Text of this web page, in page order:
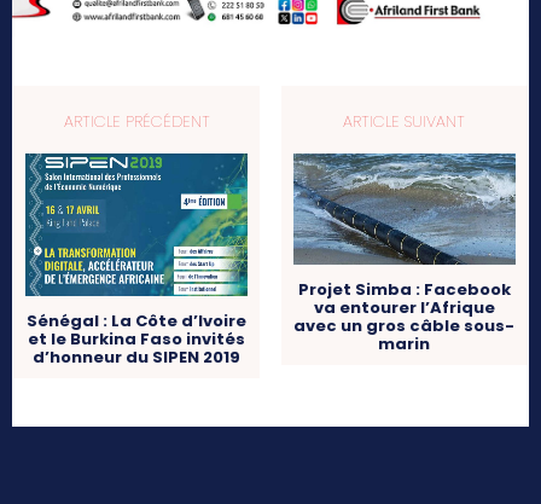
ARTICLE PRÉCÉDENT
Sénégal : La Côte d’Ivoire
et le Burkina Faso invités
d’honneur du SIPEN 2019
ARTICLE SUIVANT
Projet Simba : Facebook
va entourer l’Afrique
avec un gros câble sous-
marin